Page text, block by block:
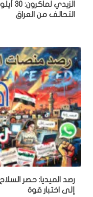
التحالف من العراق
رصد الميديا: حصر
إلى اختبار قوة